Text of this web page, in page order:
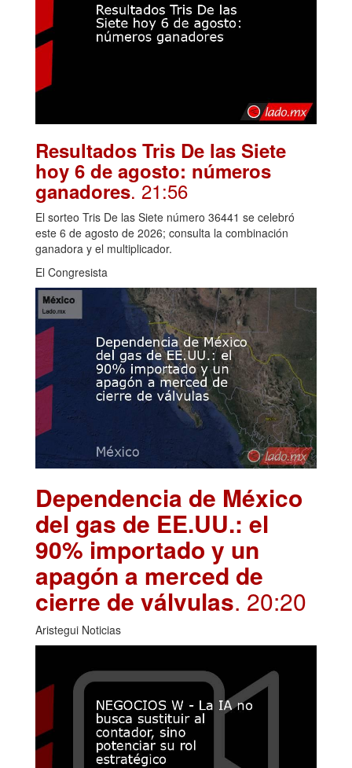
Resultados Tris De las Siete
hoy 6 de agosto: números
ganadores. 21:56
El sorteo Tris De las Siete número 36441 se celebró
este 6 de agosto de 2026; consulta la combinación
ganadora y el multiplicador.
El Congresista
Dependencia de México
del gas de EE.UU.: el
90% importado y un
apagón a merced de
cierre de válvulas. 20:20
Aristegui Noticias